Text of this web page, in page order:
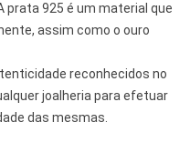
prata 925 é um material que
assim como o ouro
reconhecidos no
joalheria para efetuar
das mesmas.